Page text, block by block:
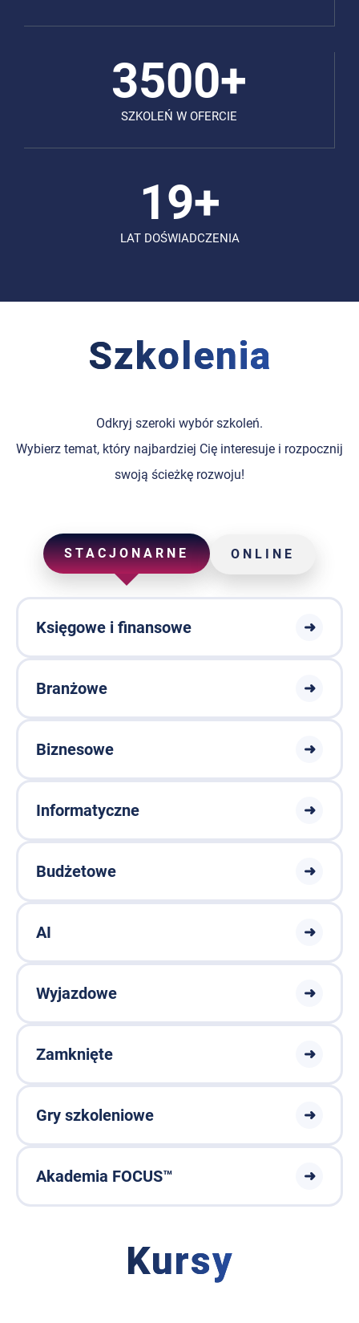
3500+
SZKOLEŃ W OFERCIE
19+
LAT DOŚWIADCZENIA
Szkolenia
Odkryj szeroki wybór szkoleń.
Wybierz temat, który najbardziej Cię interesuje i rozpocznij
swoją ścieżkę rozwoju!
STACJONARNE ONLINE
Księgowe i finansowe ➜
Branżowe ➜
Biznesowe ➜
Informatyczne ➜
Budżetowe ➜
AI ➜
Wyjazdowe ➜
Zamknięte ➜
Gry szkoleniowe ➜
Akademia FOCUS™ ➜
Kursy